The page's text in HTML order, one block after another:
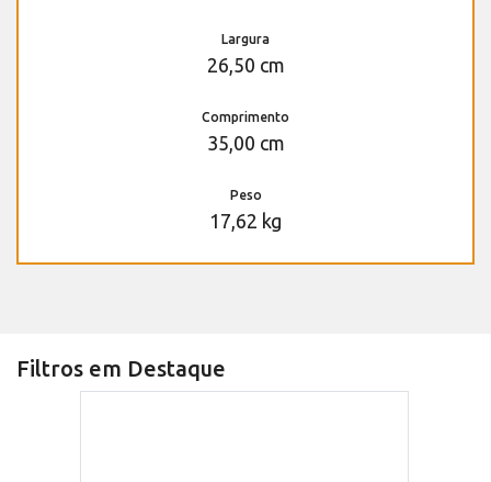
Largura
26,50 cm
Comprimento
35,00 cm
Peso
17,62 kg
Filtros em Destaque